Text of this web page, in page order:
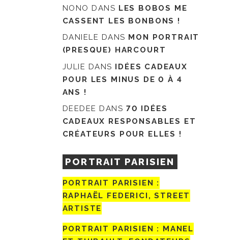
NONO DANS LES BOBOS ME
CASSENT LES BONBONS !
DANIELE DANS MON PORTRAIT
(PRESQUE) HARCOURT
JULIE DANS IDÉES CADEAUX
POUR LES MINUS DE 0 À 4
ANS !
DEEDEE DANS 70 IDÉES
CADEAUX RESPONSABLES ET
CRÉATEURS POUR ELLES !
PORTRAIT PARISIEN
PORTRAIT PARISIEN :
RAPHAËL FEDERICI, STREET
ARTISTE
PORTRAIT PARISIEN : MANEL